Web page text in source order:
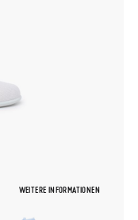
WEITERE INFORMATIONEN